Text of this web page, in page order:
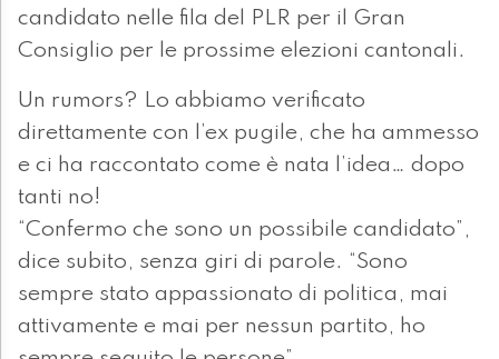
candidato nelle fila del PLR per il Gran
Consiglio per le prossime elezioni cantonali.
Un rumors? Lo abbiamo verificato
direttamente con l’ex pugile, che ha ammesso
e ci ha raccontato come è nata l’idea… dopo
tanti no!
“Confermo che sono un possibile candidato”,
dice subito, senza giri di parole. “Sono
sempre stato appassionato di politica, mai
attivamente e mai per nessun partito, ho